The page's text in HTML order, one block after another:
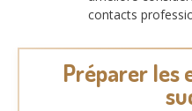
contacts
Préparer les